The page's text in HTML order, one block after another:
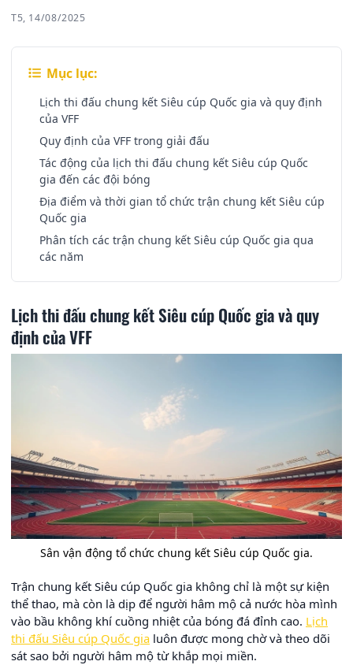
T5, 14/08/2025
Mục lục:
Lịch thi đấu chung kết Siêu cúp Quốc gia và quy định
của VFF
Quy định của VFF trong giải đấu
Tác động của lịch thi đấu chung kết Siêu cúp Quốc
gia đến các đội bóng
Địa điểm và thời gian tổ chức trận chung kết Siêu cúp
Quốc gia
Phân tích các trận chung kết Siêu cúp Quốc gia qua
các năm
Lịch thi đấu chung kết Siêu cúp Quốc gia và quy
định của VFF
Sân vận động tổ chức chung kết Siêu cúp Quốc gia.
Trận chung kết Siêu cúp Quốc gia không chỉ là một sự kiện
thể thao, mà còn là dịp để người hâm mộ cả nước hòa mình
vào bầu không khí cuồng nhiệt của bóng đá đỉnh cao. Lịch
thi đấu Siêu cúp Quốc gia luôn được mong chờ và theo dõi
sát sao bởi người hâm mộ từ khắp mọi miền.